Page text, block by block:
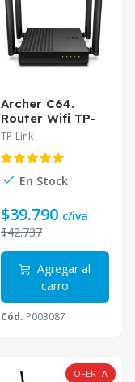
Archer C64.
Router Wifi TP-
Link AC1200 MU-
Wave2 alcanza
una velocidad de
5GHz y de 400
Mbps en 2.4GHz.
TP-Link
En Stock
$39.790 c/iva
$42.737
Agregar al
carro
Cód. P003087
OFERTA